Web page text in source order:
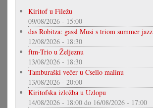
Kiritof u Filežu
09/08/2026 - 15:00
das Robitza: gassl Musi s triom summer jazz
12/08/2026 - 18:30
ftm-Trio u Željeznu
13/08/2026 - 18:30
Tamburaški večer u Csello malinu
13/08/2026 - 20:00
Kiritofska izložba u Uzlopu
14/08/2026 - 18:00 do 16/08/2026 - 17:00